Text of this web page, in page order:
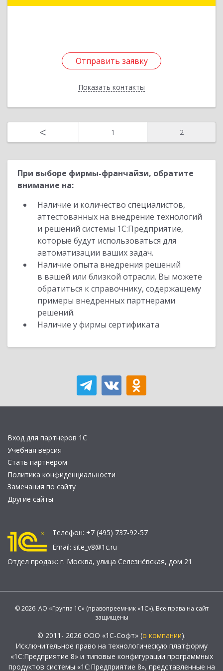
Отправить заявку
Показать контакты
Отправить заявку
Назад
< 1 2
При выборе фирмы-франчайзи, обратите
внимание на:
Наличие и количество специалистов,
аттестованных на внедрение технологий
и решений системы 1С:Предприятие,
которые будут использоваться для
автоматизации ваших задач.
Наличие опыта внедрения решений
в вашей или близкой отрасли. Вы можете
обратиться к справочнику, содержащему
примеры внедренных партнерами
решений.
Наличие у фирмы сертификата
Вход для партнеров 1С
Учебная версия
Стать партнером
Политика конфиденциальности
Замечания по сайту
Другие сайты
Телефон: +7 (495) 737-92-57
Email: site_v8@1c.ru
Отдел продаж: г. Москва, улица Селезнёвская, дом 21
© 2026 АО «Группа 1С» (правопреемник «1С»). Все права на сайт
защищены
© 2011- 2026 ООО «1С-Софт» (о компании).
Исключительное право на технологическую платформу
«1С:Предприятие 8» и типовые конфигурации программных
продуктов системы «1С:Предприятие 8», представленные на